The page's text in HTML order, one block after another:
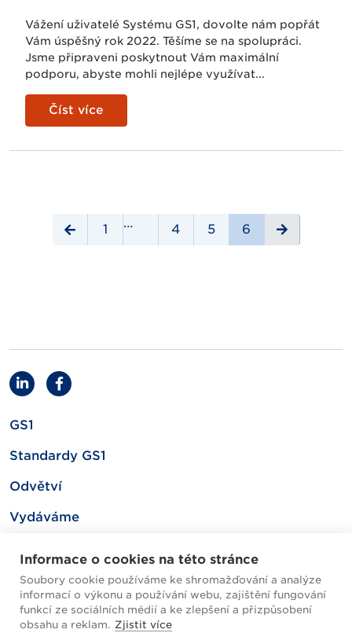
Vážení uživatelé Systému GS1, dovolte nám popřát
Vám úspěšný rok 2022. Těšíme se na spolupráci.
Jsme připraveni poskytnout Vám maximální
podporu, abyste mohli nejlépe využívat...
Číst více
1 … 4 5 6
GS1
Standardy GS1
Odvětví
Vydáváme
Mapa webu
Informace o cookies na této stránce
Soubory cookie používáme ke shromažďování a analýze
informací o výkonu a používání webu, zajištění fungování
funkcí ze sociálních médií a ke zlepšení a přizpůsobení
obsahu a reklam. Zjistit více